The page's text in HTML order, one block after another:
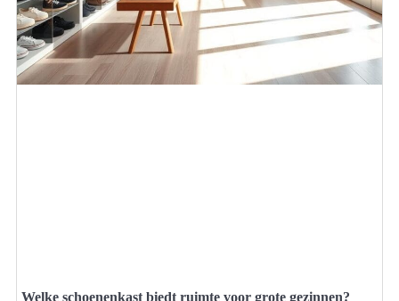
Welke schoenenkast biedt ruimte voor grote gezinnen?